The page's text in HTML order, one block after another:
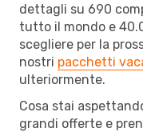
dettagli su 690
tutto il mondo e
scegliere per la
nostri pacchetti
ulteriormente.
Cosa stai
grandi offerte e